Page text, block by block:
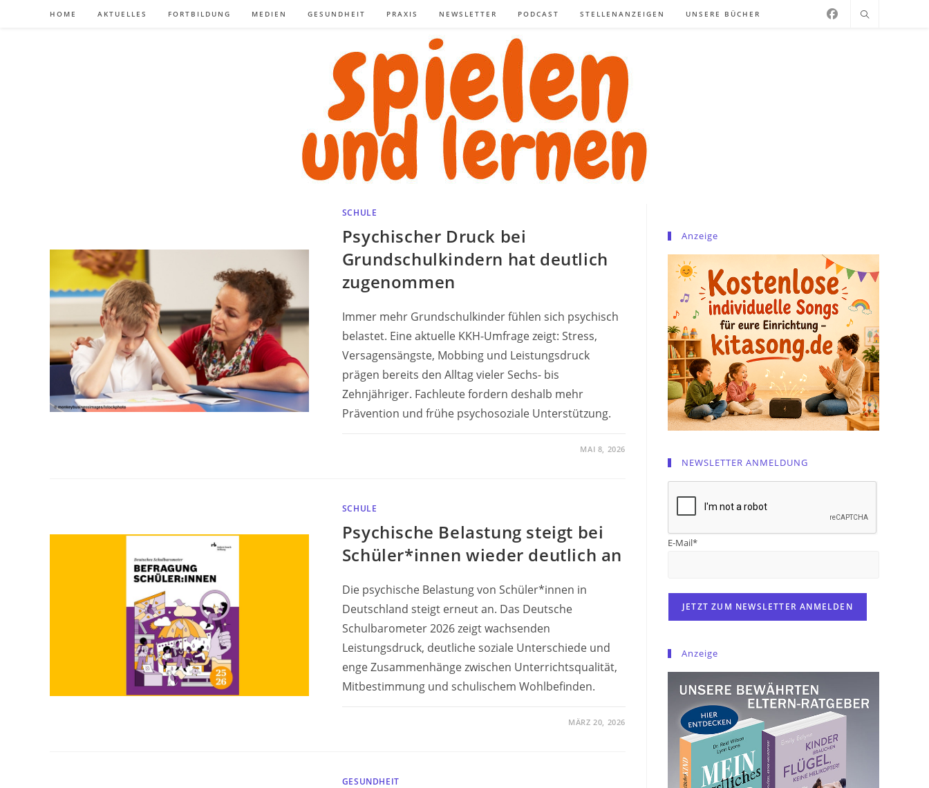
HOME AKTUELLES FORTBILDUNG MEDIEN GESUNDHEIT PRAXIS NEWSLETTER PODCAST STELLENANZEIGEN UNSERE BÜCHER
SCHULE
Psychischer Druck bei
Grundschulkindern hat deutlich
zugenommen
Immer mehr Grundschulkinder fühlen sich psychisch
belastet. Eine aktuelle KKH-Umfrage zeigt: Stress,
Versagensängste, Mobbing und Leistungsdruck
prägen bereits den Alltag vieler Sechs- bis
Zehnjähriger. Fachleute fordern deshalb mehr
Prävention und frühe psychosoziale Unterstützung.
MAI 8, 2026
SCHULE
Psychische Belastung steigt bei
Schüler*innen wieder deutlich an
Die psychische Belastung von Schüler*innen in
Deutschland steigt erneut an. Das Deutsche
Schulbarometer 2026 zeigt wachsenden
Leistungsdruck, deutliche soziale Unterschiede und
enge Zusammenhänge zwischen Unterrichtsqualität,
Mitbestimmung und schulischem Wohlbefinden.
MÄRZ 20, 2026
GESUNDHEIT
Anzeige
NEWSLETTER ANMELDUNG
E-Mail*
Anzeige